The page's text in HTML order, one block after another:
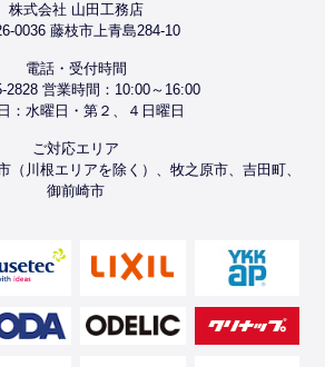
株式会社 山田工務店
0036 藤枝市上青島284-10
電話・受付時間
2828 営業時間：10:00～16:00
：水曜日・第２、４日曜日
ご対応エリア
（川根エリアを除く）、牧之原市、吉田町、
御前崎市